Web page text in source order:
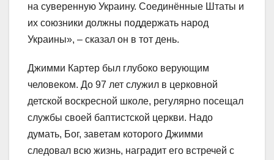
на суверенную Украину. Соединённые Штаты и
их союзники должны поддержать народ
Украины», – сказал он в тот день.
Джимми Картер был глубоко верующим
человеком. До 97 лет служил в церковной
детской воскресной школе, регулярно посещал
службы своей баптистской церкви. Надо
думать, Бог, заветам которого Джимми
следовал всю жизнь, наградит его встречей с